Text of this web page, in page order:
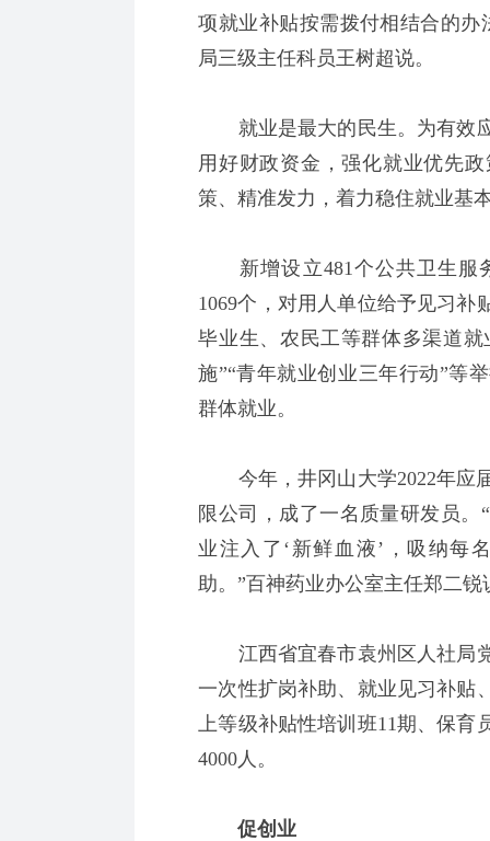
项就业补贴按需拨付相结合的
局三级主任科员王树超说。
就业是最大的民生。为有效应
用好财政资金，强化就业优先
策、精准发力，着力稳住就业基
新增设立481个公共卫生服
1069个，对用人单位给予见习
毕业生、农民工等群体多渠道就
施”“青年就业创业三年行动”等
群体就业。
今年，井冈山大学2022年应
限公司，成了一名质量研发员
业注入了‘新鲜血液’，吸纳每
助。”百神药业办公室主任郑二锐
江西省宜春市袁州区人社局党
一次性扩岗补助、就业见习补贴
上等级补贴性培训班11期、保
4000人。
促创业